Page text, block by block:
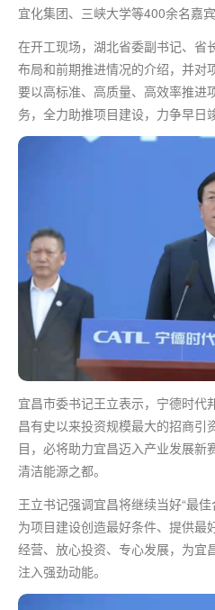
宜化集团、三峡大学等400余名嘉宾
在开工现场，湖北省委副书记、省
布局和前期推进情况的介绍，并对
要以高标准、高质量、高效率推进
务，全力助推项目建设，力争早日
宜昌市委书记王立表示，宁德时代
昌有史以来投资规模最大的招商引
目，必将助力宜昌迈入产业发展新
清洁能源之都。
王立书记强调宜昌将继续当好“最佳
为项目建设创造最好条件、提供最
经营、放心投资、专心发展，为宜
注入强劲动能。